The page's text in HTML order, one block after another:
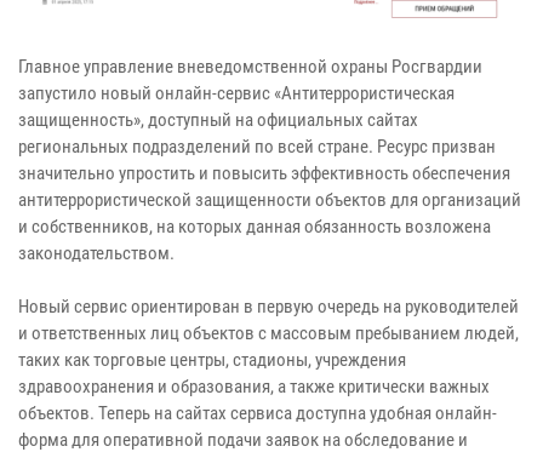
Главное управление вневедомственной охраны Росгвардии
запустило новый онлайн-сервис «Антитеррористическая
защищенность», доступный на официальных сайтах
региональных подразделений по всей стране. Ресурс призван
значительно упростить и повысить эффективность обеспечения
антитеррористической защищенности объектов для организаций
и собственников, на которых данная обязанность возложена
законодательством.
Новый сервис ориентирован в первую очередь на руководителей
и ответственных лиц объектов c массовым пребыванием людей,
таких как торговые центры, стадионы, учреждения
здравоохранения и образования, а также критически важных
объектов. Теперь на сайтах сервиса доступна удобная онлайн-
форма для оперативной подачи заявок на обследование и